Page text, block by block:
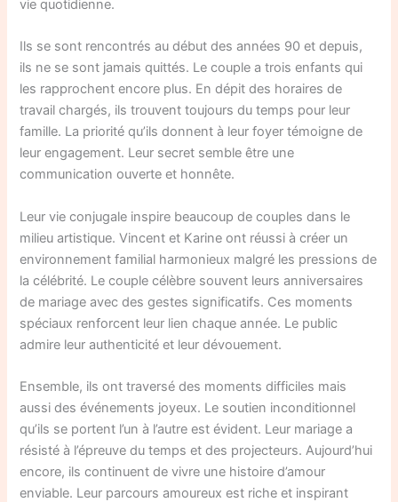
vie quotidienne.
Ils se sont rencontrés au début des années 90 et depuis,
ils ne se sont jamais quittés. Le couple a trois enfants qui
les rapprochent encore plus. En dépit des horaires de
travail chargés, ils trouvent toujours du temps pour leur
famille. La priorité qu’ils donnent à leur foyer témoigne de
leur engagement. Leur secret semble être une
communication ouverte et honnête.
Leur vie conjugale inspire beaucoup de couples dans le
milieu artistique. Vincent et Karine ont réussi à créer un
environnement familial harmonieux malgré les pressions de
la célébrité. Le couple célèbre souvent leurs anniversaires
de mariage avec des gestes significatifs. Ces moments
spéciaux renforcent leur lien chaque année. Le public
admire leur authenticité et leur dévouement.
Ensemble, ils ont traversé des moments difficiles mais
aussi des événements joyeux. Le soutien inconditionnel
qu’ils se portent l’un à l’autre est évident. Leur mariage a
résisté à l’épreuve du temps et des projecteurs. Aujourd’hui
encore, ils continuent de vivre une histoire d’amour
enviable. Leur parcours amoureux est riche et inspirant